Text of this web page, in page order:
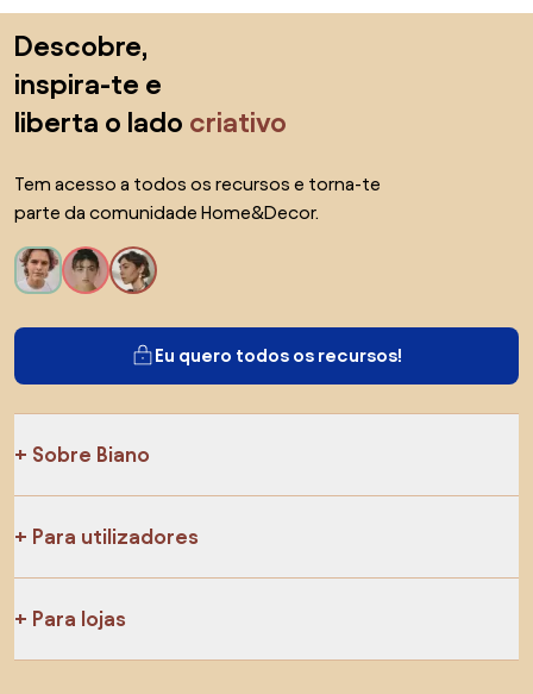
Descobre,
inspira-te e
liberta o lado criativo
Tem acesso a todos os recursos e torna-te
parte da comunidade Home&Decor.
Eu quero todos os recursos!
Sobre Biano
Para utilizadores
Para lojas